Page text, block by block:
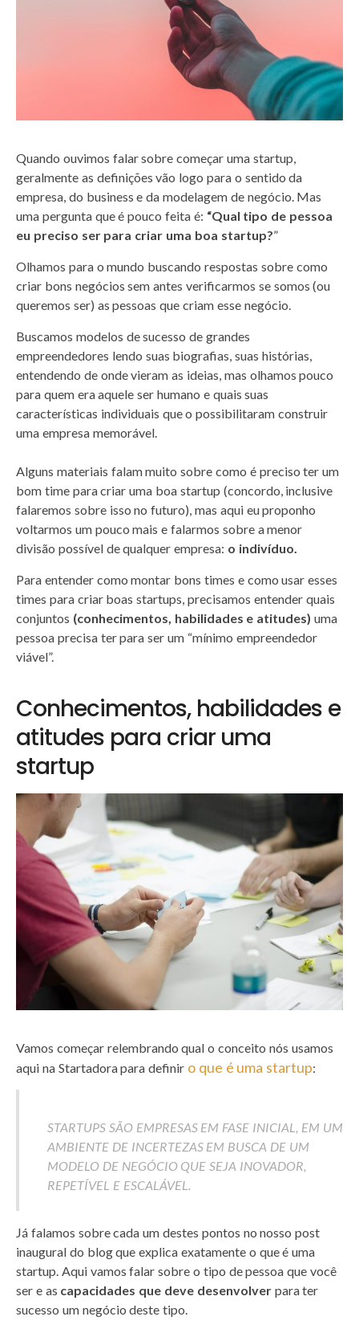
Quando ouvimos falar sobre começar uma startup,
geralmente as definições vão logo para o sentido da
empresa, do business e da modelagem de negócio. Mas
uma pergunta que é pouco feita é: “Qual tipo de pessoa
eu preciso ser para criar uma boa startup?”
Olhamos para o mundo buscando respostas sobre como
criar bons negócios sem antes verificarmos se somos (ou
queremos ser) as pessoas que criam esse negócio.
Buscamos modelos de sucesso de grandes
empreendedores lendo suas biografias, suas histórias,
entendendo de onde vieram as ideias, mas olhamos pouco
para quem era aquele ser humano e quais suas
características individuais que o possibilitaram construir
uma empresa memorável.
Alguns materiais falam muito sobre como é preciso ter um
bom time para criar uma boa startup (concordo, inclusive
falaremos sobre isso no futuro), mas aqui eu proponho
voltarmos um pouco mais e falarmos sobre a menor
divisão possível de qualquer empresa: o indivíduo.
Para entender como montar bons times e como usar esses
times para criar boas startups, precisamos entender quais
conjuntos (conhecimentos, habilidades e atitudes) uma
pessoa precisa ter para ser um “mínimo empreendedor
viável”.
Conhecimentos, habilidades e
atitudes para criar uma
startup
Vamos começar relembrando qual o conceito nós usamos
aqui na Startadora para definir o que é uma startup:
STARTUPS SÃO EMPRESAS EM FASE INICIAL
, EM UM
AMBIENTE DE INCERTEZASEM BUSCA DE UM
MODELO DE NEGÓCIOQUE SEJA INOVADOR
REPETÍVEL E ESCALÁVEL
Já falamos sobre cada um destes pontos no nosso post
inaugural do blog que explica exatamente o que é uma
startup. Aqui vamos falar sobre o tipo de pessoa que você
ser e as capacidades que deve desenvolverpara ter
sucesso um negócio deste tipo.